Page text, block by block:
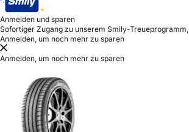
Anmelden und sparen
Sofortiger Zugang zu unserem Smily-Treueprogramm,
Anmelden, um noch mehr zu sparen
Anmelden, um noch mehr zu sparen